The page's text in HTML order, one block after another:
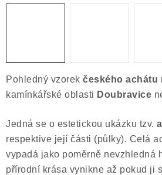
Pohledný vzorek českého achátu
kamínkářské oblasti Doubravice
Jedná se o estetickou ukázku tzv.
respektive její části (půlky). Celá
vypadá jako poměrně nevzhledná
přírodní krása vynikne až pokud ji